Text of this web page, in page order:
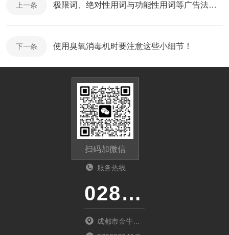
上一条 极限词、绝对性用词与功能性用词等广告法禁用词失效声明及免责声明
下一条 使用臭氧消毒机时要注意这些小细节！
扫码加微信
服务热线
028-87741718
成都市金牛区